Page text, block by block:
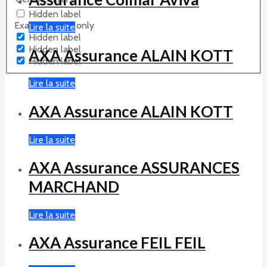
Hidden label
Exact matches only
Hidden label
Hidden label
Hidden label
Lire la suite
AXA Assurance ALAIN KOTT
Lire la suite
AXA Assurance ALAIN KOTT
Lire la suite
AXA Assurance ASSURANCES
MARCHAND
Lire la suite
AXA Assurance FEIL FEIL